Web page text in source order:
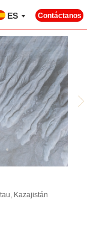
Contáctanos
ES
Kazajistán